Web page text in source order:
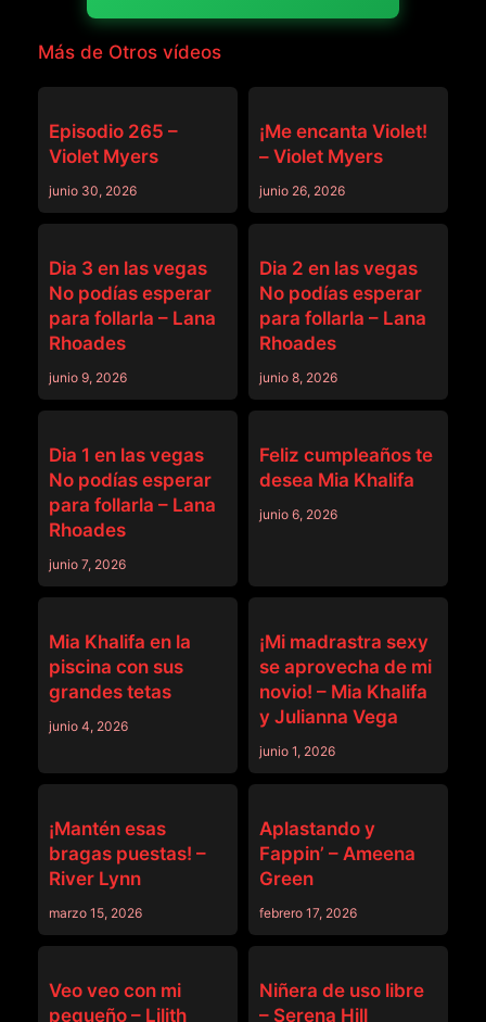
Más de Otros vídeos
Episodio 265 –
Violet Myers
junio 30, 2026
¡Me encanta Violet!
– Violet Myers
junio 26, 2026
Dia 3 en las vegas
No podías esperar
para follarla – Lana
Rhoades
junio 9, 2026
Dia 2 en las vegas
No podías esperar
para follarla – Lana
Rhoades
junio 8, 2026
Dia 1 en las vegas
No podías esperar
para follarla – Lana
Rhoades
junio 7, 2026
Feliz cumpleaños te
desea Mia Khalifa
junio 6, 2026
Mia Khalifa en la
piscina con sus
grandes tetas
junio 4, 2026
¡Mi madrastra sexy
se aprovecha de mi
novio! – Mia Khalifa
y Julianna Vega
junio 1, 2026
¡Mantén esas
bragas puestas! –
River Lynn
marzo 15, 2026
Aplastando y
Fappin’ – Ameena
Green
febrero 17, 2026
Veo veo con mi
pequeño – Lilith
Niñera de uso libre
– Serena Hill